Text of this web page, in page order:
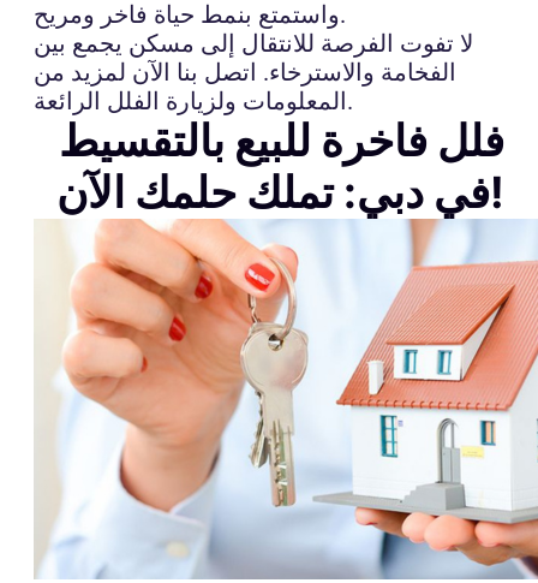
واستمتع بنمط حياة فاخر ومريح.
لا تفوت الفرصة للانتقال إلى مسكن يجمع بين
الفخامة والاسترخاء. اتصل بنا الآن لمزيد من
المعلومات ولزيارة الفلل الرائعة.
فلل فاخرة للبيع بالتقسيط
في دبي: تملك حلمك الآن!